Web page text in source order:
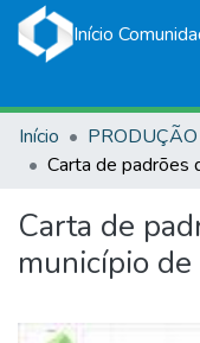
Início
Início
Carta de
município